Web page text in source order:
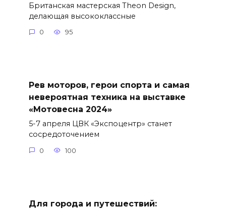
Британская мастерская Theon Design,
делающая высококлассные
0 95
Рев моторов, герои спорта и самая
невероятная техника на выставке
«Мотовесна 2024»
5-7 апреля ЦВК «Экспоцентр» станет
сосредоточением
0 100
Для города и путешествий: